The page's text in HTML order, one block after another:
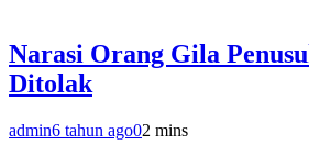
Narasi Orang Gila
Ditolak
admin6 tahun ago02 mins